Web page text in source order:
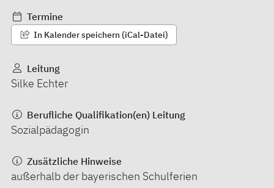
Termine
In Kalender speichern (iCal-Datei)
Leitung
Silke Echter
Berufliche Qualifikation(en) Leitung
Sozialpädagogin
Zusätzliche Hinweise
außerhalb der bayerischen Schulferien